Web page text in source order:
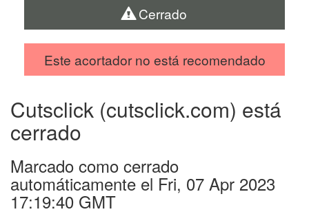
Cerrado
Este acortador no está recomendado
Cutsclick (cutsclick.com) está
cerrado
Marcado como cerrado
automáticamente el Fri, 07 Apr 2023
17:19:40 GMT